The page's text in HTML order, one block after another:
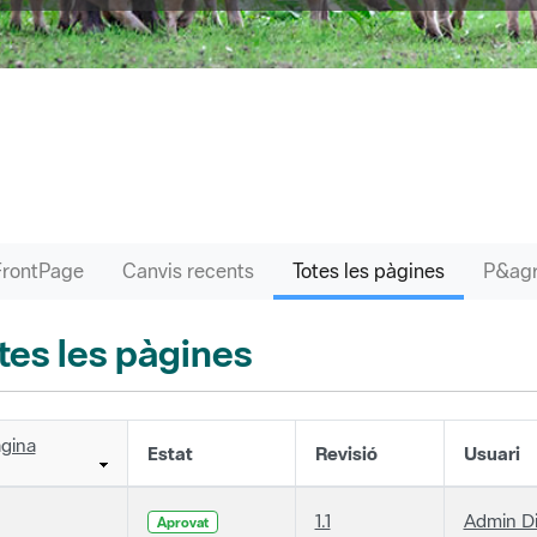
Canvis recents Totes les pàgines
les pàgines
Estat Revisió Usuari
Aprovat 1.1 Admin